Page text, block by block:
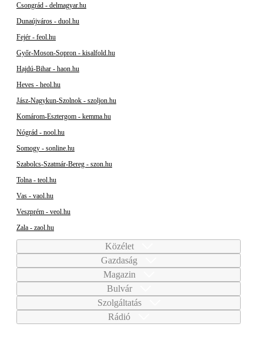
Csongrád - delmagyar.hu
Dunaújváros - duol.hu
Fejér - feol.hu
Győr-Moson-Sopron - kisalfold.hu
Hajdú-Bihar - haon.hu
Heves - heol.hu
Jász-Nagykun-Szolnok - szoljon.hu
Komárom-Esztergom - kemma.hu
Nógrád - nool.hu
Somogy - sonline.hu
Szabolcs-Szatmár-Bereg - szon.hu
Tolna - teol.hu
Vas - vaol.hu
Veszprém - veol.hu
Zala - zaol.hu
Közélet
Gazdaság
Magazin
Bulvár
Szolgáltatás
Rádió